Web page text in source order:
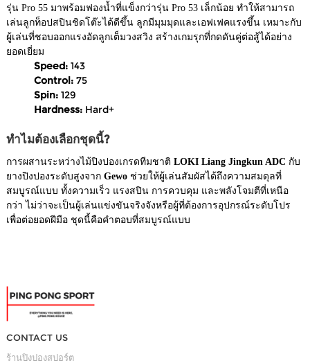
รุ่น Pro 55 มาพร้อมฟองน้ำที่แข็งกว่ารุ่น Pro 53 เล็กน้อย ทำให้สามารถ
เล่นลูกท็อปสปินชิดโต๊ะได้ดีขึ้น ลูกมีมุมมุดและเอฟเฟคแรงขึ้น เหมาะกับ
ผู้เล่นที่ชอบออกแรงอัดลูกเต็มวงสวิง สร้างเกมรุกที่กดดันคู่ต่อสู้ได้อย่าง
ยอดเยี่ยม
Speed: 143
Control: 75
Spin: 129
Hardness: Hard+
ทำไมต้องเลือกชุดนี้?
การผสานระหว่างไม้ปิงปองเกรดทีมชาติ LOKI Liang Jingkun ADC กับ
ยางปิงปองระดับสูงจาก Gewo ช่วยให้ผู้เล่นสัมผัสได้ถึงความสมดุลที่
สมบูรณ์แบบ ทั้งความเร็ว แรงสปิน การควบคุม และพลังโจมตีที่เหนือ
กว่า ไม่ว่าจะเป็นผู้เล่นแข่งขันจริงจังหรือผู้ที่ต้องการอุปกรณ์ระดับโปร
เพื่อต่อยอดฝีมือ ชุดนี้คือคำตอบที่สมบูรณ์แบบ
CONTACT US
ร้านปิงปองสปอร์ต